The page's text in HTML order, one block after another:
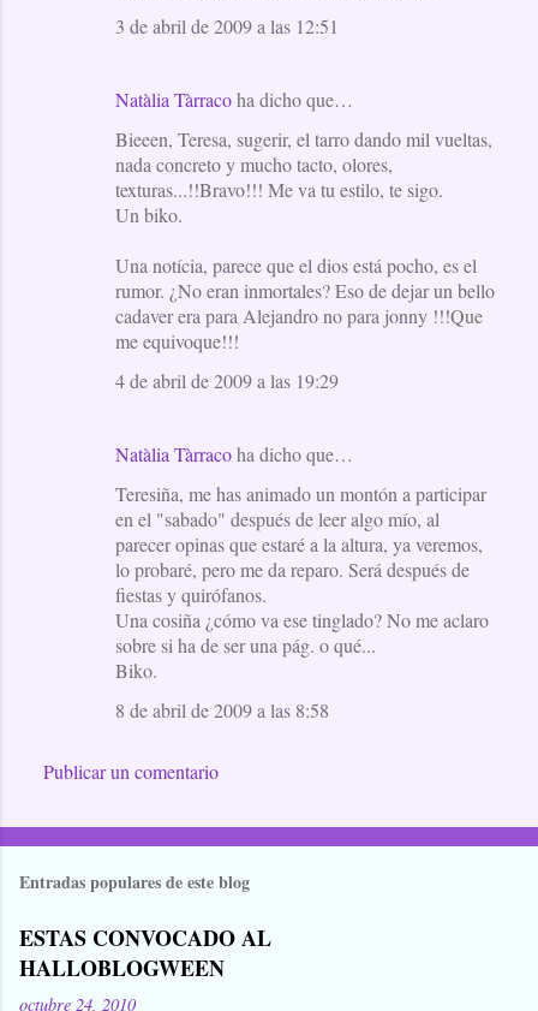
3 de abril de 2009 a las 12:51
Natàlia Tàrracoha dicho que…
Bieeen, Teresa, sugerir, el tarro dando mil vueltas,
nada concreto y mucho tacto, olores,
texturas...!!Bravo!!! Me va tu estilo, te sigo.
Un biko.
Una notícia, parece que el dios está pocho, es el
rumor. ¿No eran inmortales? Eso de dejar un bello
cadaver era para Alejandro no para jonny !!!Que
me equivoque!!!
4 de abril de 2009 a las 19:29
Natàlia Tàrracoha dicho que…
Teresiña, me has animado un montón a participar
en el "sabado" después de leer algo mío, al
parecer opinas que estaré a la altura, ya veremos,
lo probaré, pero me da reparo. Será después de
fiestas y quirófanos.
Una cosiña ¿cómo va ese tinglado? No me aclaro
sobre si ha de ser una pág. o qué...
Biko.
8 de abril de 2009 a las 8:58
Publicar un comentario
Entradas populares de este blog
ESTAS CONVOCADO AL
HALLOBLOGWEEN
octubre 24, 2010